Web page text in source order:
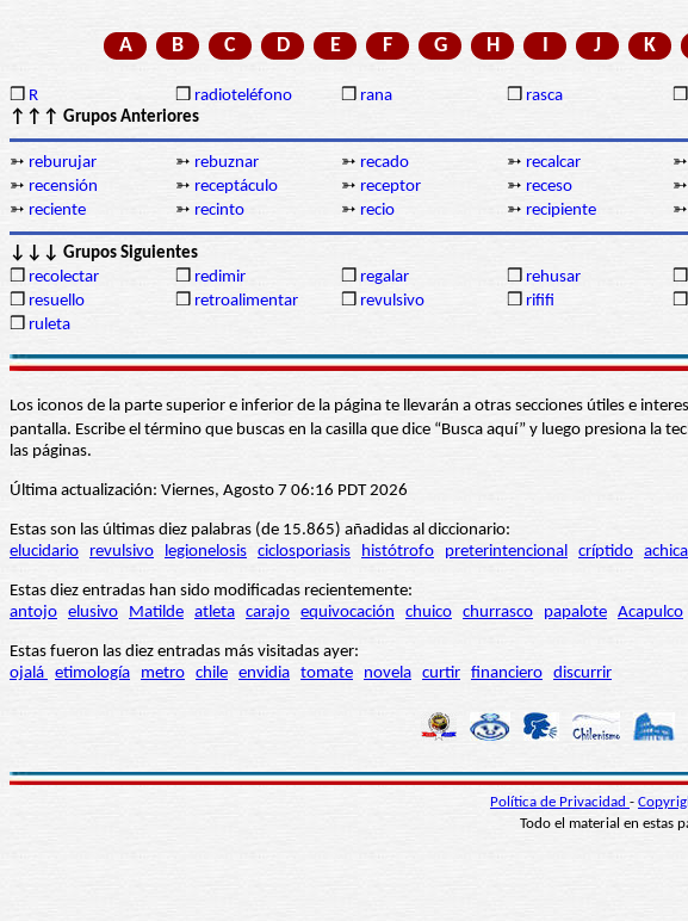
A B C D E F G H I J K
❒ R ❒ radioteléfono ❒ rana ❒ rasca ❒
↑↑↑ Grupos Anteriores
➳ reburujar ➳ rebuznar ➳ recado ➳ recalcar ➳
➳ recensión ➳ receptáculo ➳ receptor ➳ receso ➳
➳ reciente ➳ recinto ➳ recio ➳ recipiente ➳
↓↓↓ Grupos Siguientes
❒ recolectar ❒ redimir ❒ regalar ❒ rehusar ❒
❒ resuello ❒ retroalimentar ❒ revulsivo ❒ rififi ❒
❒ ruleta
Los iconos de la parte superior e inferior de la página te llevarán a otras secciones útiles e
pantalla. Escribe el término que buscas en la casilla que dice “Busca aquí” y luego presiona
las páginas.
Última actualización: Viernes, Agosto 7 06:16 PDT 2026
Estas son las últimas diez palabras (de 15.865) añadidas al diccionario:
elucidario
revulsivo legionelosis ciclosporiasis histótrofo preterintencional críptido
Estas diez entradas han sido modificadas recientemente:
antojo elusivo Matilde atleta carajo equivocación chuico churrasco papalote Acapulco
Estas fueron las diez entradas más visitadas ayer:
ojalá etimología metro chile envidia tomate novela curtir financiero discurrir
Política de Privacidad -
Todo el material en estas